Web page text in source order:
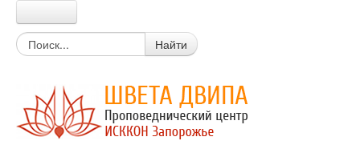
Главная
Цитаты из писаний
Книги Прабхупады
Письма Прабхупады
Найти